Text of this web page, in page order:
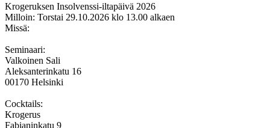
Krogeruksen Insolvenssi-iltapäivä 2026
Milloin: Torstai 29.10.2026 klo 13.00 alkaen
Missä:
Seminaari:
Valkoinen Sali
Aleksanterinkatu 16
00170 Helsinki
Cocktails:
Krogerus
Fabianinkatu 9